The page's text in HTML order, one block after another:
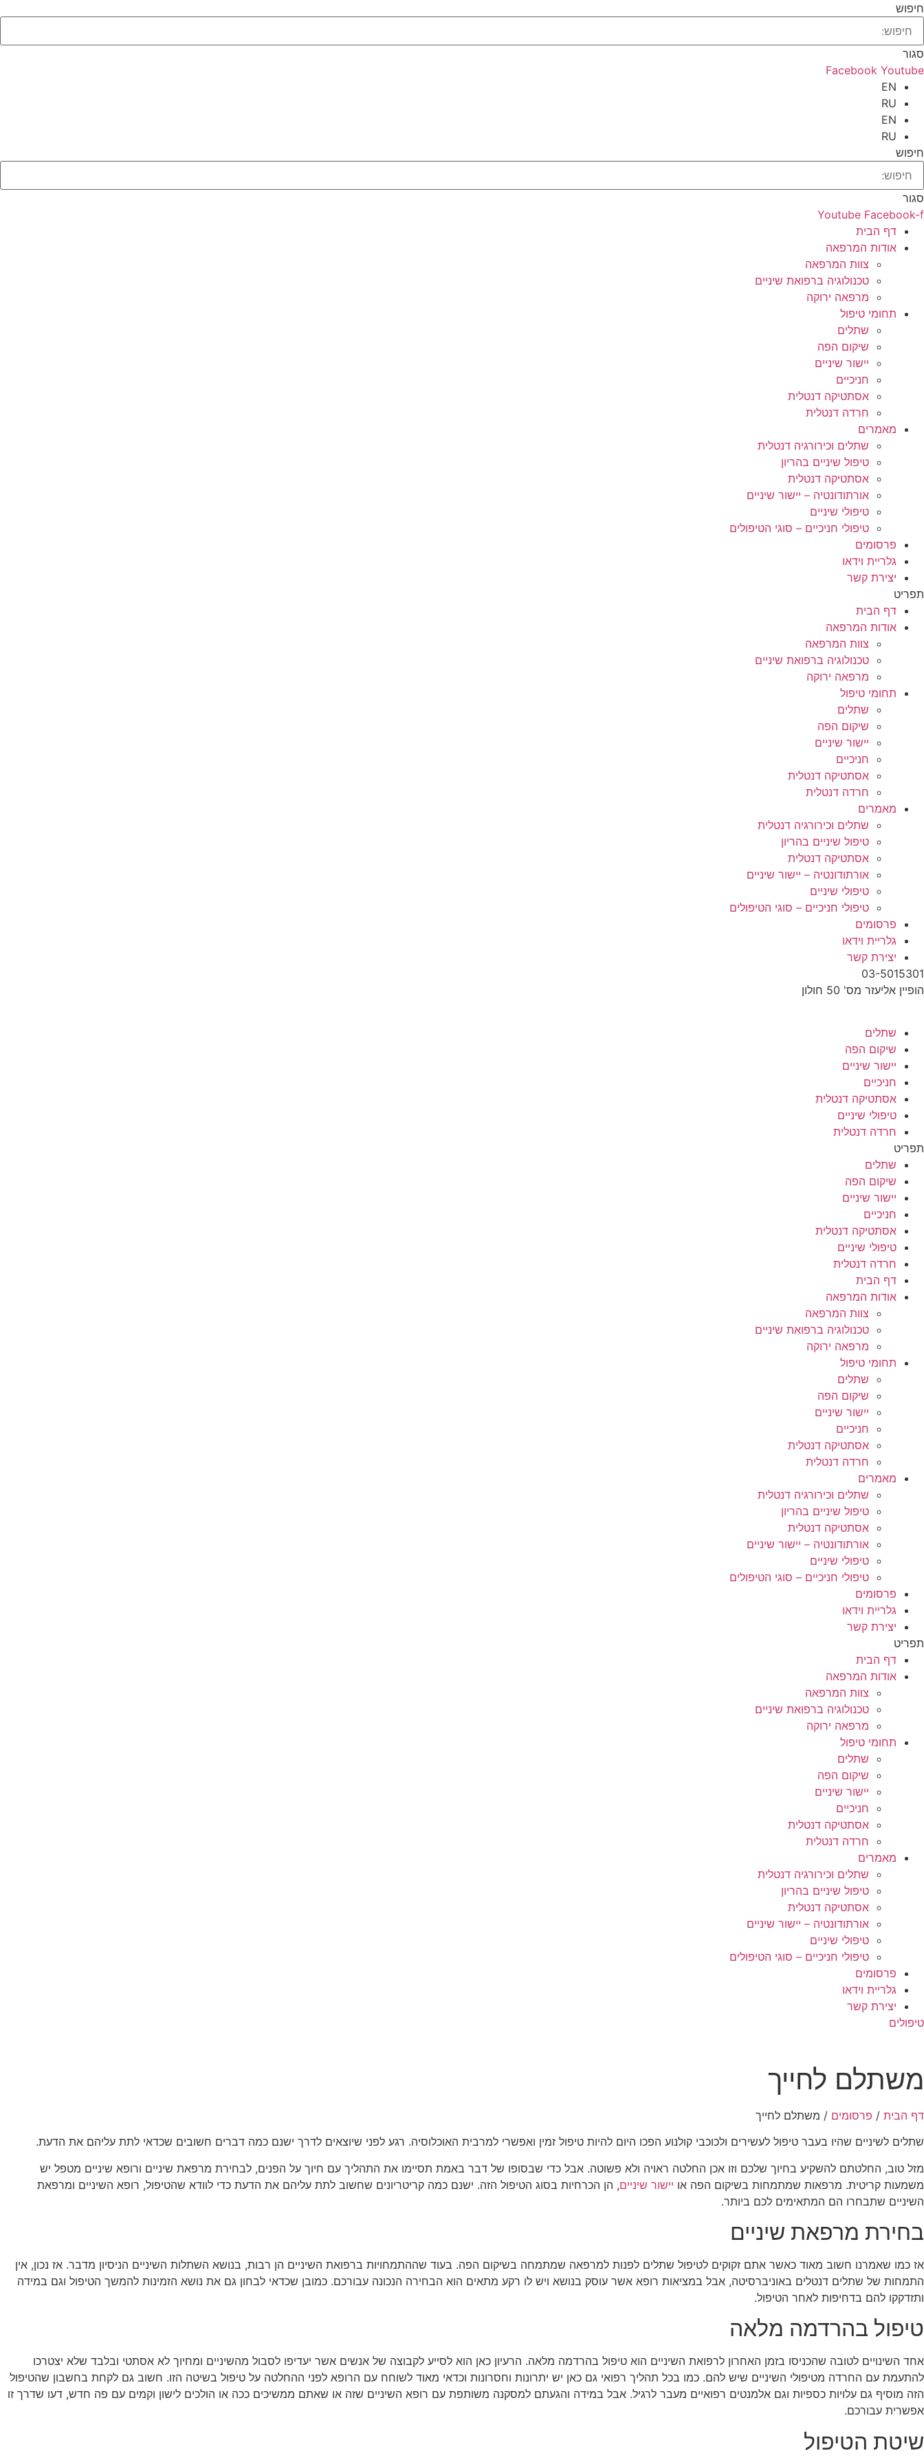
חיפוש
סגור
Facebook Youtube
EN
RU
EN
RU
חיפוש
סגור
Youtube Facebook-f
דף הבית
אודות המרפאה
צוות המרפאה
טכנולוגיה ברפואת שיניים
מרפאה ירוקה
תחומי טיפול
שתלים
שיקום הפה
יישור שיניים
חניכיים
אסתטיקה דנטלית
חרדה דנטלית
מאמרים
שתלים וכירורגיה דנטלית
טיפול שיניים בהריון
אסתטיקה דנטלית
אורתודונטיה – יישור שיניים
טיפולי שיניים
טיפולי חניכיים – סוגי הטיפולים
פרסומים
גלריית וידאו
יצירת קשר
תפריט
דף הבית
אודות המרפאה
צוות המרפאה
טכנולוגיה ברפואת שיניים
מרפאה ירוקה
תחומי טיפול
שתלים
שיקום הפה
יישור שיניים
חניכיים
אסתטיקה דנטלית
חרדה דנטלית
מאמרים
שתלים וכירורגיה דנטלית
טיפול שיניים בהריון
אסתטיקה דנטלית
אורתודונטיה – יישור שיניים
טיפולי שיניים
טיפולי חניכיים – סוגי הטיפולים
פרסומים
גלריית וידאו
יצירת קשר
03-5015301
הופיין אליעזר מס' 50 חולון
שתלים
שיקום הפה
יישור שיניים
חניכיים
אסתטיקה דנטלית
טיפולי שיניים
חרדה דנטלית
תפריט
שתלים
שיקום הפה
יישור שיניים
חניכיים
אסתטיקה דנטלית
טיפולי שיניים
חרדה דנטלית
דף הבית
אודות המרפאה
צוות המרפאה
טכנולוגיה ברפואת שיניים
מרפאה ירוקה
תחומי טיפול
שתלים
שיקום הפה
יישור שיניים
חניכיים
אסתטיקה דנטלית
חרדה דנטלית
מאמרים
שתלים וכירורגיה דנטלית
טיפול שיניים בהריון
אסתטיקה דנטלית
אורתודונטיה – יישור שיניים
טיפולי שיניים
טיפולי חניכיים – סוגי הטיפולים
פרסומים
גלריית וידאו
יצירת קשר
תפריט
דף הבית
אודות המרפאה
צוות המרפאה
טכנולוגיה ברפואת שיניים
מרפאה ירוקה
תחומי טיפול
שתלים
שיקום הפה
יישור שיניים
חניכיים
אסתטיקה דנטלית
חרדה דנטלית
מאמרים
שתלים וכירורגיה דנטלית
טיפול שיניים בהריון
אסתטיקה דנטלית
אורתודונטיה – יישור שיניים
טיפולי שיניים
טיפולי חניכיים – סוגי הטיפולים
פרסומים
גלריית וידאו
יצירת קשר
טיפולים
משתלם לחייך
דף הבית / פרסומים / משתלם לחייך
שתלים לשיניים שהיו בעבר טיפול לעשירים ולכוכבי קולנוע הפכו היום להיות טיפול זמין ואפשרי למרבית האוכלוסיה. רגע לפני שיוצאים לדרך ישנם כמה דברים חשובים שכדאי לתת עליהם את הדעת.
מזל טוב, החלטתם להשקיע בחיוך שלכם וזו אכן החלטה ראויה ולא פשוטה. אבל כדי שבסופו של דבר באמת תסיימו את התהליך עם חיוך על הפנים, לבחירת מרפאת שיניים ורופא שיניים מטפל יש
משמעות קריטית. מרפאות שמתמחות בשיקום הפה או יישור שיניים, הן הכרחיות בסוג הטיפול הזה. ישנם כמה קריטריונים שחשוב לתת עליהם את הדעת כדי לוודא שהטיפול, רופא השיניים ומרפאת
השיניים שתבחרו הם המתאימים לכם ביותר.
בחירת מרפאת שיניים
אז כמו שאמרנו חשוב מאוד כאשר אתם זקוקים לטיפול שתלים לפנות למרפאה שמתמחה בשיקום הפה. בעוד שההתמחויות ברפואת השיניים הן רבות, בנושא השתלות השיניים הניסיון מדבר. אז נכון, אין
התמחות של שתלים דנטלים באוניברסיטה, אבל במציאות רופא אשר עוסק בנושא ויש לו רקע מתאים הוא הבחירה הנכונה עבורכם. כמובן שכדאי לבחון גם את נושא הזמינות להמשך הטיפול וגם במידה
ותזדקקו להם בדחיפות לאחר הטיפול.
טיפול בהרדמה מלאה
אחד השינויים לטובה שהכניסו בזמן האחרון לרפואת השיניים הוא טיפול בהרדמה מלאה. הרעיון כאן הוא לסייע לקבוצה של אנשים אשר יעדיפו לסבול מהשיניים ומחיוך לא אסתטי ובלבד שלא יצטרכו
להתעמת עם החרדה מטיפולי השיניים שיש להם. כמו בכל תהליך רפואי גם כאן יש יתרונות וחסרונות וכדאי מאוד לשוחח עם הרופא לפני ההחלטה על טיפול בשיטה הזו. חשוב גם לקחת בחשבון שהטיפול
הזה מוסיף גם עלויות כספיות וגם אלמנטים רפואיים מעבר לרגיל. אבל במידה והגעתם למסקנה משותפת עם רופא השיניים שזה או שאתם ממשיכים ככה או הולכים לישון וקמים עם פה חדש, דעו שדרך זו
אפשרית עבורכם.
שיטת הטיפול